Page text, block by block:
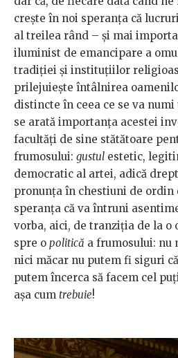
creşte în noi speranţa că
al treilea rând – şi mai
iluminist de emancipare a
tradiţiei şi instituţiilor
prilejuieşte întâlnirea
distincte în ceea ce se va numi
se arată importanţa acestei
facultăţi de sine stătătoare
frumosului: gustul estetic,
democratic al artei, adică
pronunţa în chestiuni de
speranţa că va întruni
vorba, aici, de tranziţia de la o
spre o politică a frumosului: nu
nici măcar nu putem fi siguri
putem încerca să facem cel
aşa cum trebuie!